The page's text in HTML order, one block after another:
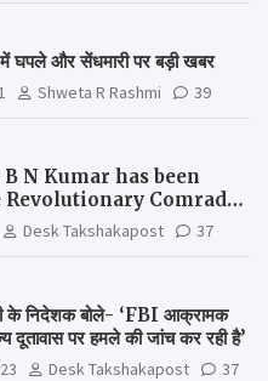
घपले और सेंधमारी पर बड़ी खबर
Shweta R Rashmi 39
N Kumar has been
Comrade
Award 2022-23
Desk Takshakapost 37
के निदेशक बोले- ‘FBI आक्रामक
दूतावास पर हमले की जांच कर रही है’
Desk Takshakapost 37